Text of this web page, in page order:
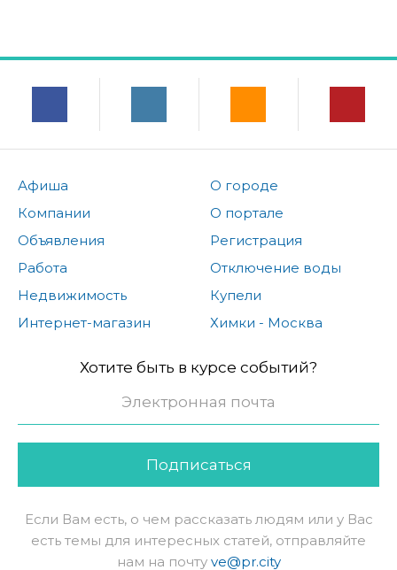
Афиша
Компании
Объявления
Работа
Недвижимость
Интернет-магазин
О городе
О портале
Регистрация
Отключение воды
Купели
Химки - Москва
Хотите быть в курсе событий?
Подписаться
Если Вам есть, о чем рассказать людям или у Вас
есть темы для интересных статей, отправляйте
нам на почту ve@pr.city